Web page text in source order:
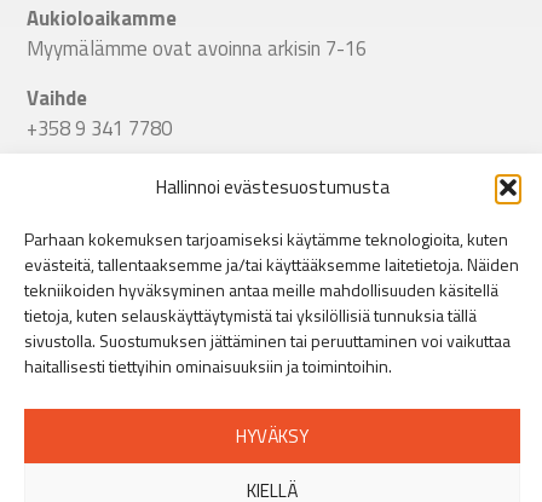
Hallinnoi evästesuostumusta
Parhaan kokemuksen tarjoamiseksi käytämme teknologioita, kuten
evästeitä, tallentaaksemme ja/tai käyttääksemme laitetietoja. Näiden
tekniikoiden hyväksyminen antaa meille mahdollisuuden käsitellä
tietoja, kuten selauskäyttäytymistä tai yksilöllisiä tunnuksia tällä
sivustolla. Suostumuksen jättäminen tai peruuttaminen voi vaikuttaa
haitallisesti tiettyihin ominaisuuksiin ja toimintoihin.
HYVÄKSY
KIELLÄ
Aukioloaikamme
Myymälämme ovat avoinna arkisin 7-16
Vaihde
+358 9 341 7780
Linkki Spitecin Instagramiin Linkki Spitecin Facebookkiin LinkedIn
Helsinki
Puusepänkatu 9, 00880 Helsinki»
+358 44 401 5516
Turku
Orikedonkatu 16, 20380 Turku»
+358 44 401 5512